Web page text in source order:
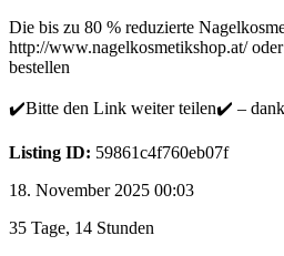
Die bis zu 80 % reduzierte
http://www.nagelkosmetikshop.at/
bestellen
✔️Bitte den Link weiter teilen✔️ –
Listing ID: 59861c4f760eb07f
18. November 2025 00:03
35 Tage, 14 Stunden